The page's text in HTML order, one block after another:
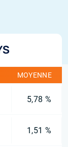
MOYENNE
5,78 %
1,51 %